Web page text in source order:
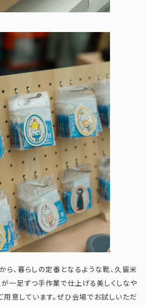
ら、暮らしの定番となるような靴、久留米
一足ずつ手作業で仕上げる美しくしなや
用意しています。ぜひ会場でお試しいただ